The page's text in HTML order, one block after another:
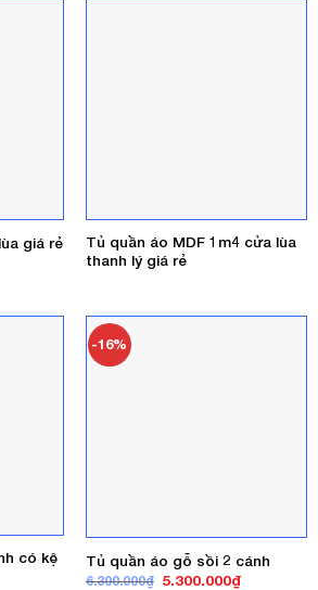
giá rẻ
Tủ quần áo MDF 1m4 cửa lùa
thanh lý giá rẻ
có kệ
-16%
Tủ quần áo gỗ sồi 2 cánh
6.300.000₫ Giá
5.300.000₫Giá